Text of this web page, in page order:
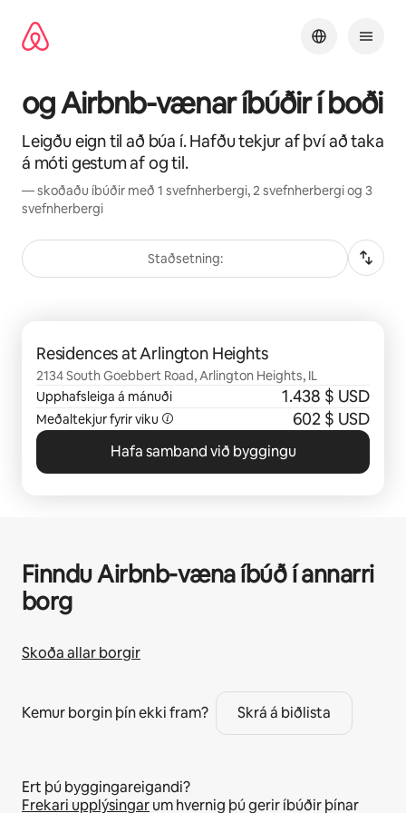
beint
og Airbnb-vænar íbúðir í boði
Leigðu eign til að búa í. Hafðu tekjur af því að taka
á móti gestum af og til.
— skoðaðu íbúðir með 1 svefnherbergi, 2 svefnherbergi og 3
svefnherbergi
Staðsetning:
Residences at Arlington Heights
2134 South Goebbert Road, Arlington Heights, IL
Upphafsleiga á mánuði
1.438 $ USD
Meðaltekjur fyrir viku 602 $ USD
Hafa samband við byggingu
Finndu Airbnb-væna íbúð í annarri
borg
Skoða allar borgir
Kemur borgin þín ekki fram? Skrá á biðlista
Ert þú byggingareigandi?
Frekari upplýsingarum hvernig þú gerir íbúðir þínar